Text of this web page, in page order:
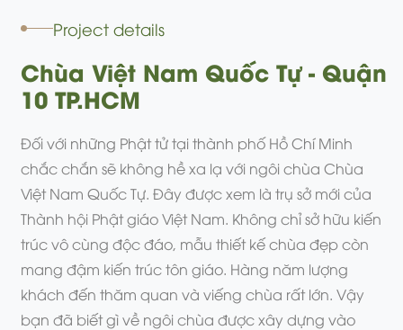
Project details
Chùa Việt Nam Quốc Tự - Quận
10 TP.HCM
Đối với những Phật tử tại thành phố Hồ Chí Minh
chắc chắn sẽ không hề xa lạ với ngôi chùa Chùa
Việt Nam Quốc Tự. Đây được xem là trụ sở mới của
Thành hội Phật giáo Việt Nam. Không chỉ sở hữu kiến
trúc vô cùng độc đáo, mẫu thiết kế chùa đẹp còn
mang đậm kiến trúc tôn giáo. Hàng năm lượng
khách đến thăm quan và viếng chùa rất lớn. Vậy
bạn đã biết gì về ngôi chùa được xây dựng vào